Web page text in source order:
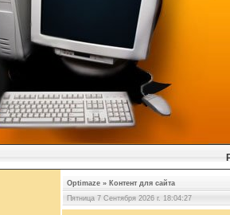
Optimaze » Контент для сайта
Пятница 7 Сентября 2026 г. 18:04:28